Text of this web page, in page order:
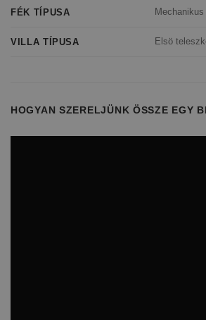
FÉK TÍPUSA Mechanikus
VILLA TÍPUSA Elsö
HOGYAN SZERELJÜNK ÖSSZE EGY